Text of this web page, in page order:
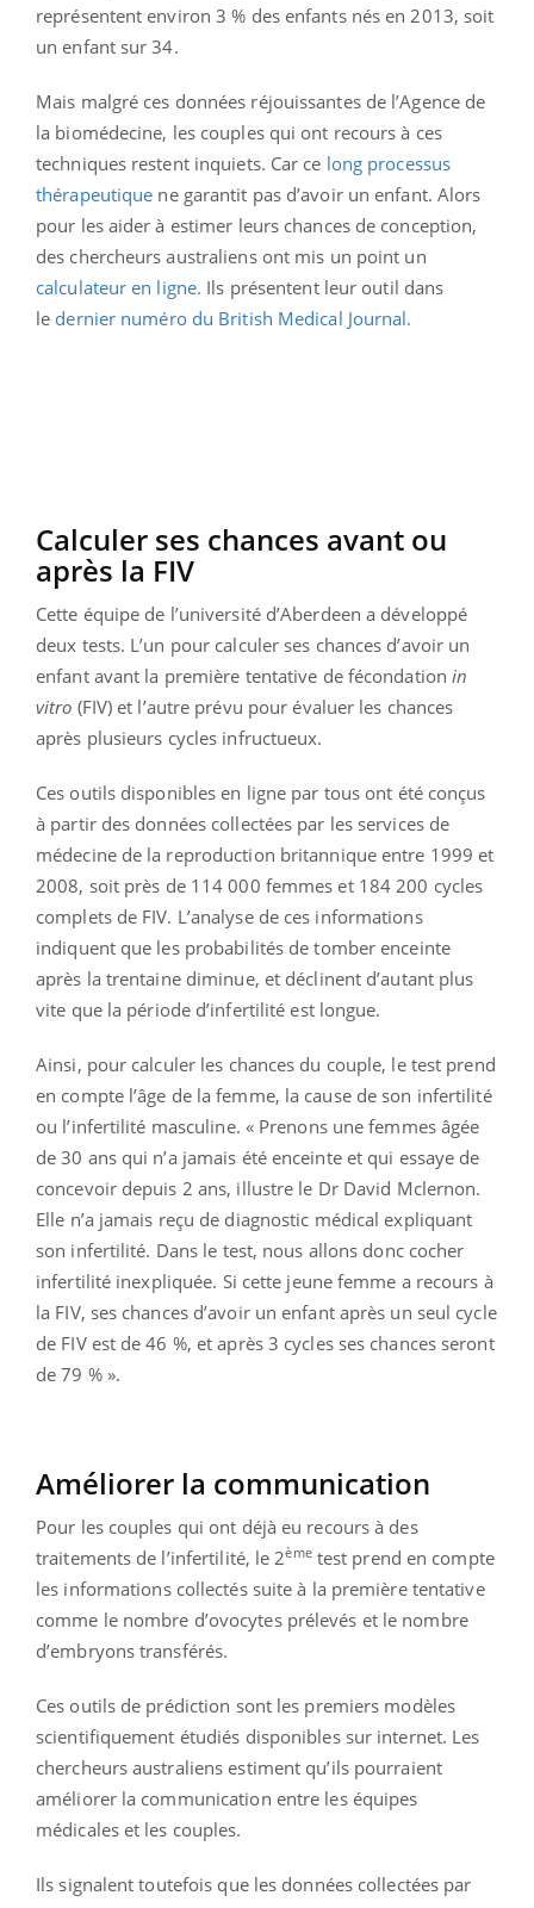
représentent environ 3 % des enfants nés en 2013, soit
un enfant sur 34.
Mais malgré ces données réjouissantes de l’Agence de
la biomédecine, les couples qui ont recours à ces
techniques restent inquiets. Car ce long processus
thérapeutique ne garantit pas d’avoir un enfant. Alors
pour les aider à estimer leurs chances de conception,
des chercheurs australiens ont mis un point un
calculateur en ligne. Ils présentent leur outil dans
le dernier numéro du British Medical Journal.
Calculer ses chances avant ou
après la FIV
Cette équipe de l’université d’Aberdeen a développé
deux tests. L’un pour calculer ses chances d’avoir un
enfant avant la première tentative de fécondationin
vitro (FIV) et l’autre prévu pour évaluer les chances
après plusieurs cycles infructueux.
Ces outils disponibles en ligne par tous ont été conçus
à partir des données collectées par les services de
médecine de la reproduction britannique entre 1999 et
2008, soit près de 114 000 femmes et 184 200 cycles
complets de FIV. L’analyse de ces informations
indiquent que les probabilités de tomber enceinte
après la trentaine diminue, et déclinent d’autant plus
vite que la période d’infertilité est longue.
Ainsi, pour calculer les chances du couple, le test prend
en compte l’âge de la femme, la cause de son infertilité
ou l’infertilité masculine. « Prenons une femmes âgée
de 30 ans qui n’a jamais été enceinte et qui essaye de
concevoir depuis 2 ans, illustre le Dr David Mclernon.
Elle n’a jamais reçu de diagnostic médical expliquant
son infertilité. Dans le test, nous allons donc cocher
infertilité inexpliquée. Si cette jeune femme a recours à
la FIV, ses chances d’avoir un enfant après un seul cycle
de FIV est de 46 %, et après 3 cycles ses chances seront
de 79 % ».
Améliorer la communication
Pour les couples qui ont déjà eu recours à des
traitements de l’infertilité, le 2èmetest prend en compte
les informations collectés suite à la première tentative
comme le nombre d’ovocytes prélevés et le nombre
d’embryons transférés.
Ces outils de prédiction sont les premiers modèles
scientifiquement étudiés disponibles sur internet. Les
chercheurs australiens estiment qu’ils pourraient
améliorer la communication entre les équipes
médicales et les couples.
Ils signalent toutefois que les données collectées par